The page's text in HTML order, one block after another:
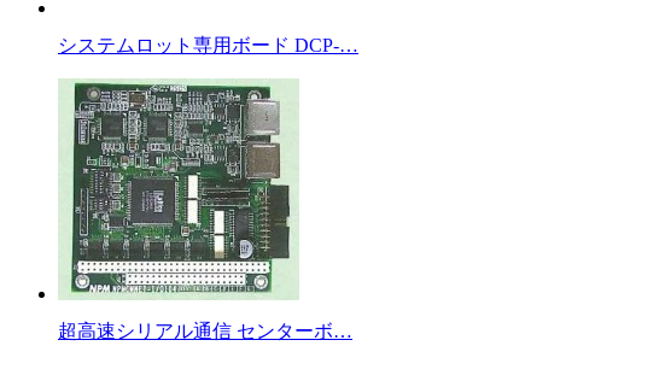
システムロット専用ボード DCP-…
超高速シリアル通信 センターボ…